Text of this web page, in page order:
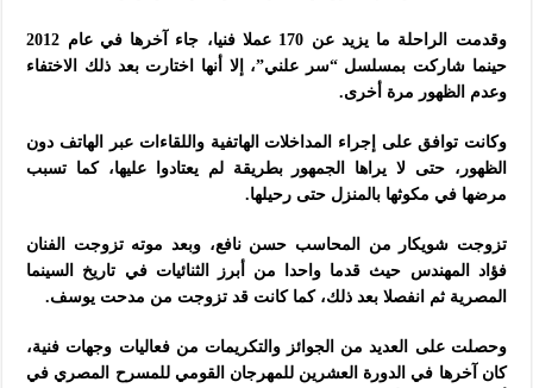
وقدمت الراحلة ما يزيد عن 170 عملا فنيا، جاء آخرها في عام 2012
حينما شاركت بمسلسل “سر علني”، إلا أنها اختارت بعد ذلك الاختفاء
وعدم الظهور مرة أخرى.
وكانت توافق على إجراء المداخلات الهاتفية واللقاءات عبر الهاتف دون
الظهور، حتى لا يراها الجمهور بطريقة لم يعتادوا عليها، كما تسبب
مرضها في مكوثها بالمنزل حتى رحيلها.
تزوجت شويكار من المحاسب حسن نافع، وبعد موته تزوجت الفنان
فؤاد المهندس حيث قدما واحدا من أبرز الثنائيات في تاريخ السينما
المصرية ثم انفصلا بعد ذلك، كما كانت قد تزوجت من مدحت يوسف.
وحصلت على العديد من الجوائز والتكريمات من فعاليات وجهات فنية،
كان آخرها في الدورة العشرين للمهرجان القومي للمسرح المصري في